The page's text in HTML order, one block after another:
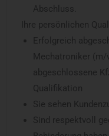
Abschluss.
Ihre persönlichen
Erfolgreich
Mechatroniker
abgeschlossene
Qualifikation
Sie sehen
Sind respektvoll